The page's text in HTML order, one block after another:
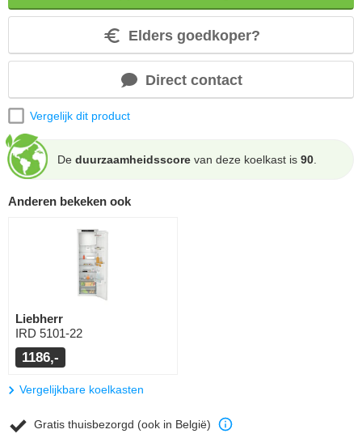
Elders goedkoper?
Direct contact
Vergelijk dit product
De duurzaamheidsscore van deze koelkast is 90
Anderen bekeken ook
Liebherr
IRD 5101-22
1186,-
Vergelijkbare koelkasten
Gratis thuisbezorgd (ook in België)